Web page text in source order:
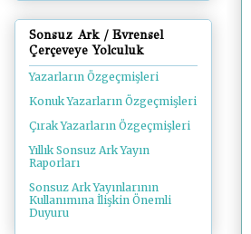
Sonsuz Ark / Evrensel
Çerçeveye Yolculuk
Yazarların Özgeçmişleri
Konuk Yazarların Özgeçmişleri
Çırak Yazarların Özgeçmişleri
Yıllık Sonsuz Ark Yayın
Raporları
Sonsuz Ark Yayınlarının
Kullanımına İlişkin Önemli
Duyuru